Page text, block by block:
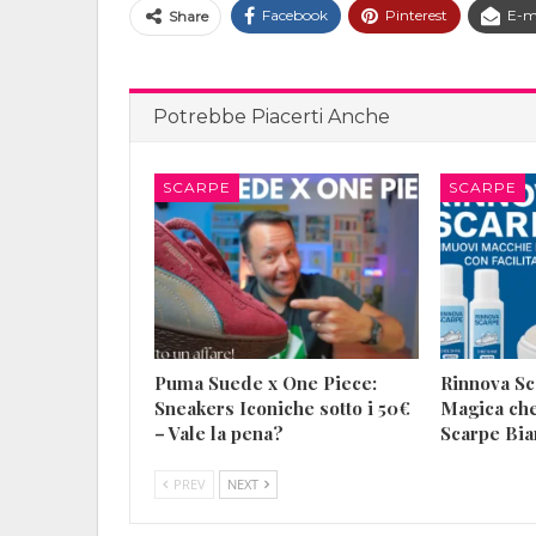
Share Facebook Pinterest E-
Potrebbe Piacerti Anche
SCARPE
Puma Suede x One Piece:
Sneakers Iconiche sotto i 50€
– Vale la pena?
SCARPE
Rinnova
Magica
Scarpe
PREV NEXT